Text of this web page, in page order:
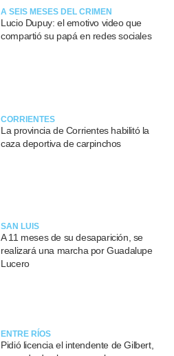
A SEIS MESES DEL CRIMEN
Lucio Dupuy: el emotivo video que
compartió su papá en redes sociales
CORRIENTES
La provincia de Corrientes habilitó la
caza deportiva de carpinchos
SAN LUIS
A 11 meses de su desaparición, se
realizará una marcha por Guadalupe
Lucero
ENTRE RÍOS
Pidió licencia el intendente de Gilbert,